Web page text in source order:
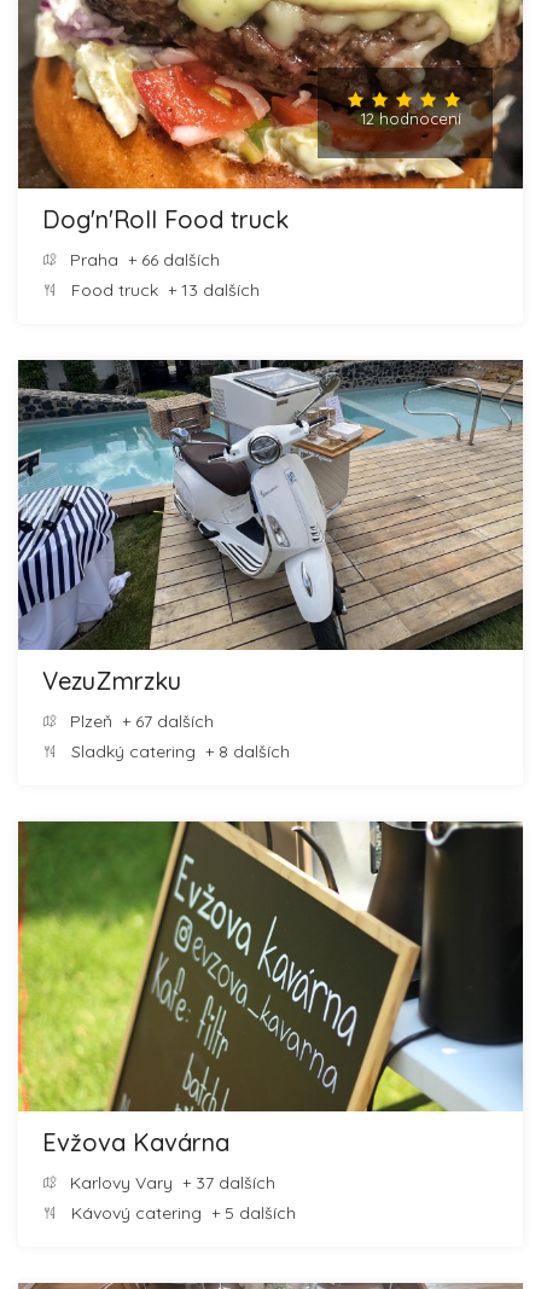
12 hodnocení
Dog'n'Roll Food truck
Praha + 66 dalších
Food truck + 13 dalších
VezuZmrzku
Plzeň + 67 dalších
Sladký catering + 8 dalších
Evžova Kavárna
Karlovy Vary + 37 dalších
Kávový catering + 5 dalších